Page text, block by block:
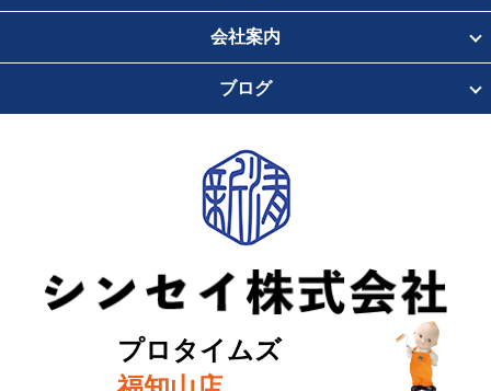
会社案内
ブログ
プロタイムズ